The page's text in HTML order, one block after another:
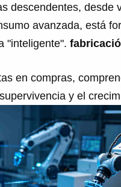
descendentes, desde
avanzada, está
"inteligente".
en compras,
y el